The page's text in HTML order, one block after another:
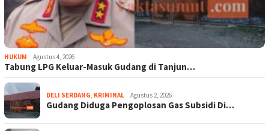
HUKUM Agustus 4, 2026
Tabung LPG Keluar-Masuk Gudang di Tanjun…
DELI SERDANG, KRIMINAL Agustus 2, 2026
Gudang Diduga Pengoplosan Gas Subsidi Di…